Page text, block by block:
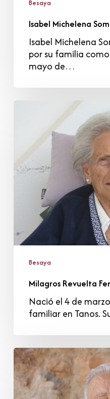
Besaya
Isabel Michelena
Isabel Michelena
por su familia
mayo de…
Fernández
Besaya
Milagros Revuelta
Nació el 4 de
familiar en Tanos.
Feliciana
González
González